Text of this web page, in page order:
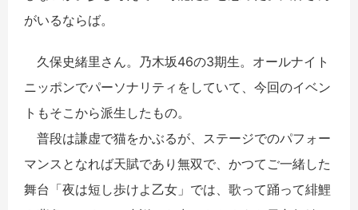
がいるならば。
久保史緒里さん。乃木坂46の3期生。オールナイト
ニッポンでパーソナリティをしていて、今回のイベン
トもそこから派生したもの。
普段は謙虚で猫をかぶるが、ステージでのパフォー
マンスとなれば天賦であり無双で、かつてご一緒した
舞台「夜は短し歩けよ乙女」では、歌って踊って緋鯉